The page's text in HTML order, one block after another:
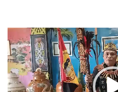
Pemutar
Video